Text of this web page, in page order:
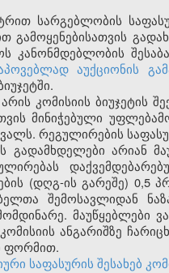
სარგებლობის
გამოყენებისათვის
კანონმდებლობის
აუქციონის
კომისიის
მინიჭებული
რეგულირების
გადამხდელები არიან
(დღგ-ის გარეშე) 0,5
შემოსავლიდან
ანგარიშზე
ფორმით.
საფასურის შესახებ